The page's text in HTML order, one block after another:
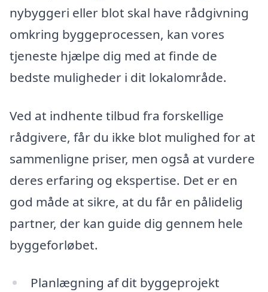
nybyggeri eller blot skal have rådgivning
omkring byggeprocessen, kan vores
tjeneste hjælpe dig med at finde de
bedste muligheder i dit lokalområde.
Ved at indhente tilbud fra forskellige
rådgivere, får du ikke blot mulighed for at
sammenligne priser, men også at vurdere
deres erfaring og ekspertise. Det er en
god måde at sikre, at du får en pålidelig
partner, der kan guide dig gennem hele
byggeforløbet.
Planlægning af dit byggeprojekt